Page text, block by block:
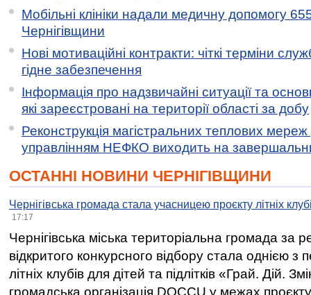
Мобільні клініки надали медичну допомогу
Чернігівщини
Нові мотиваційні контракти: чіткі терміни
гідне забезпечення
Інформація про надзвичайні ситуації та
які зареєстровані на території області за добу
Реконструкція магістральних теплових мереж
управлінням НЕФКО виходить на
ОСТАННІ НОВИНИ ЧЕРНІГІВЩИНИ
Чернігівська громада стала учасницею проєкту літніх
17:17
Чернігівська міська територіальна громада за
відкритого конкурсного відбору стала однією
літніх клубів для дітей та підлітків «Грай. Дій.
громадська організація DOCCU у межах